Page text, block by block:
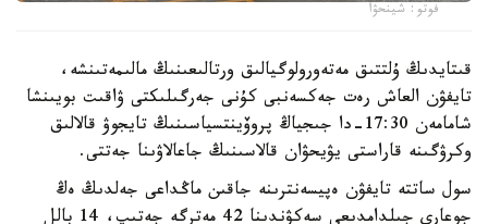
فوتو: شينحۋا
قىتايدىڭ ۇلتتىق مەتەورولوگيالىق ورتالىعىنىڭ مالىمەتىنشە،
تايفۋن العاش رەت جەكسەنبى كۇنى جەرگىلىكتى ۋاقىت بويىنشا
شامامەن 17:30-دا جىجياڭ پروۆينتسياسىنىڭ تايجوۋ قالالىق
وكرۋگىنە قاراستى يۋيحۋان قالاسىنىڭ جاعالاۋىنا جەتتى.
سول ساتتە تايفۋن ەپيسەنترىنە جاقىن ماڭداعى جەلدىڭ ەڭ